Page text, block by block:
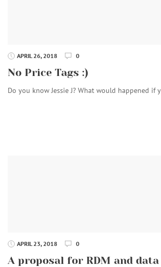
APRIL 26, 2018 0
No Price Tags :)
Do you know Jessie J? What would happened if
APRIL 23, 2018 0
A proposal for RDM and